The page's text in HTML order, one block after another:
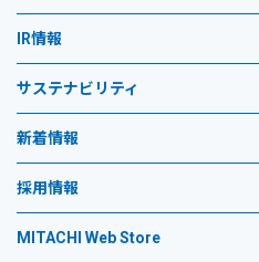
IR情報
サステナビリティ
新着情報
採用情報
MITACHI Web Store